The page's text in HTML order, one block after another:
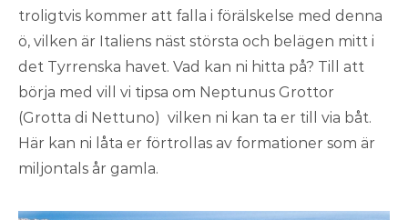
troligtvis kommer att falla i förälskelse med denna
ö, vilken är Italiens näst största och belägen mitt i
det Tyrrenska havet. Vad kan ni hitta på? Till att
börja med vill vi tipsa om Neptunus Grottor
(Grotta di Nettuno) vilken ni kan ta er till via båt.
Här kan ni låta er förtrollas av formationer som är
miljontals år gamla.